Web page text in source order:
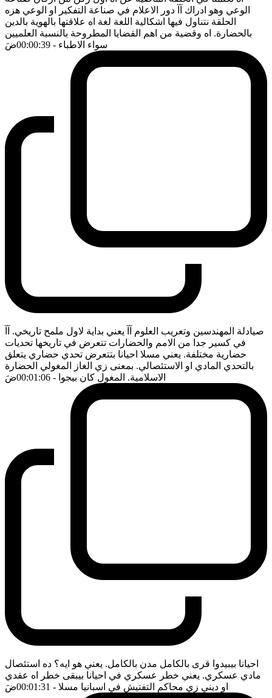
الوعي وهو ادراك آآ دور الاعلام في صناعة التفكير او الوعي هزه
الحلقة نتناول فيها اشكالية اللغة لغة اه علاقتها بالهوية بالدين
بالحضارة. اه وقضية من اهم القضايا المطروحة بالنسبة العلميين
سواء الاطباء - 00:00:39 ضَ
صيادلة المهندسين وتعريب العلوم آآ يعني بداية لاول ملمح تاريخي. آآ
في كسير جدا من الامم والحضارات تتعرض في تاريخها تحديات
حضارية مختلفة. يعني مسلا احيانا بتتعرض تحدي حضاري يتعلق
بالتحدي المادي او الاستئصالي. بمعنى زي الغاز المغولي الحضارة
الاسلامية. المغول كان بيجوا - 00:01:06 ضَ
احيانا بيبيدوا قرى بالكامل مدن بالكامل. يعني هو ايه؟ ده استئصال
مادي عسكري. يعني خطر عسكري في احيانا بيبقى خطر اه عقدي
او ديني زي محاكم التفتيش في اسبانيا مسلا - 00:01:31 ضَ